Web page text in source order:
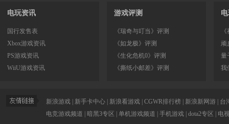
电玩资讯
国行发售表
Xbox游戏资讯
PS游戏资讯
WiiU游戏资讯
游戏评测
《瑞奇与叮当》评测
《如龙极》评测
《生化危机0》评测
《撕纸小邮差》评测
顽
量
我
新浪游戏 新手卡中心 新浪看游戏 CGWR排行榜 新浪新网游
台
电竞游戏频道
暗黑3专区 单机游戏频道 手机游戏 dota2专区 电